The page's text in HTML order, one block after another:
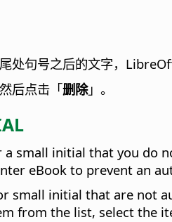
处句号之后的文字，
后点击「删除」。
small initial that you do
eBook to prevent an
initial that are not
from the list, select the